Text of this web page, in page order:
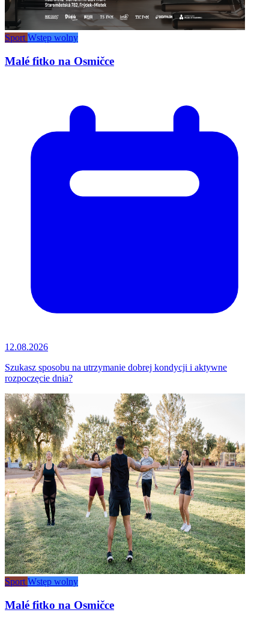
Sport Wstęp wolny
Malé fitko na Osmičce
12.08.2026
Szukasz sposobu na utrzymanie dobrej kondycji i aktywne
rozpoczęcie dnia?
Sport Wstęp wolny
Malé fitko na Osmičce